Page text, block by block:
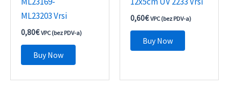
ML23203 Vrsi
0,80€ VPC (bez PDV-a)
Buy Now
0,60€ VPC (bez PDV-a)
Buy Now